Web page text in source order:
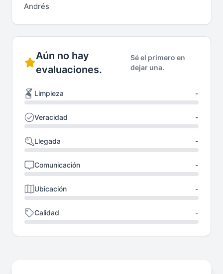
Andrés
Aún no hay
evaluaciones.
Sé el primero en
dejar una.
Limpieza -
Veracidad -
Llegada -
Comunicación -
Ubicación -
Calidad -